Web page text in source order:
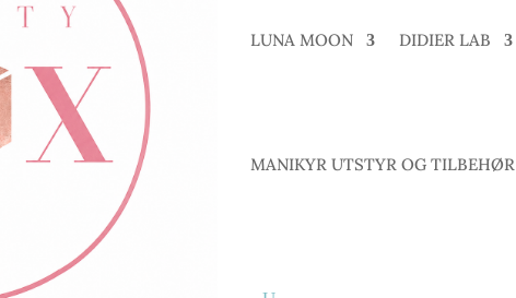
LUNA MOON DIDIER LAB
MANIKYR UTSTYR OG TILBEHØR